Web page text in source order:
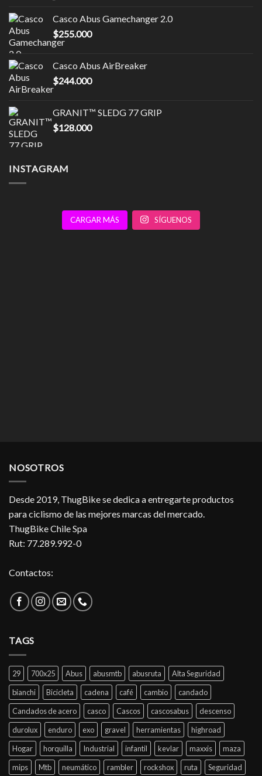
era:
es:
Casco Abus Gamechanger 2.0
$255.000
Casco Abus AirBreaker
$244.000
GRANIT™ SLEDG 77 GRIP
$128.000
INSTAGRAM
CARGAR MÁS SÍGUENOS
NOSOTROS
Desde 2019, ThugBike se dedica a entregarte productos
para ciclismo de las mejores marcas del mercado.
ThugBike Chile Spa
Rut: 77.289.992-0
Contactos:
TAGS
29 700x25 Abus abusmtb abusruta
Alta Seguridad
bianchi
Bicicleta cadena café cambio
candado
Candados de acero
casco Cascos cascosabus
descenso
durolux
enduro exo gravel herramientas
highroad
Hogar
horquilla Industrial infantil kevlar maxxis
maza
mips
Mtb neumático rambler rockshox ruta Seguridad